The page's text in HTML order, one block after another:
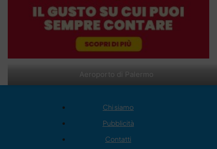
Aeroporto di Palermo
Chi siamo
Pubblicità
Contatti